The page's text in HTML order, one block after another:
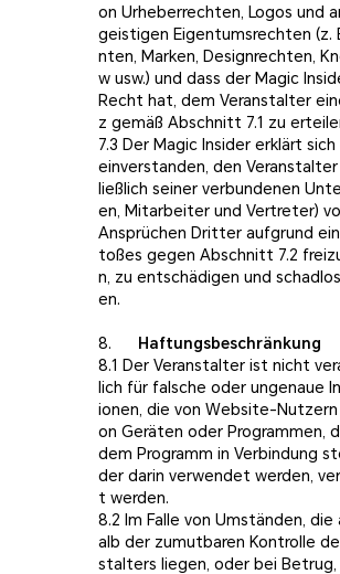
on Urheberrechten, Logos und
geistigen Eigentumsrechten (z.
nten, Marken, Designrechten,
w usw.) und dass der Magic
Recht hat, dem Veranstalter
z gemäß Abschnitt 7.1 zu
7.3 Der Magic Insider erklärt
einverstanden, den Veranstalter
ließlich seiner verbundenen
en, Mitarbeiter und Vertreter)
Ansprüchen Dritter aufgrund
toßes gegen Abschnitt 7.2
n, zu entschädigen und
en.
8.
Haftungsbeschränkung
8.1 Der Veranstalter ist nicht
lich für falsche oder ungenaue
ionen, die von Website-
on Geräten oder Programmen,
dem Programm in Verbindung
der darin verwendet werden,
t werden.
8.2 Im Falle von Umständen, die
alb der zumutbaren Kontrolle
stalters liegen, oder bei Betrug,